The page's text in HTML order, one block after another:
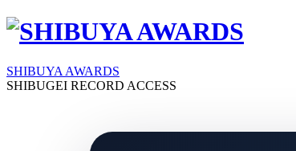
SHIBUYA AWARDS
SHIBUGEI RECORD ACCESS